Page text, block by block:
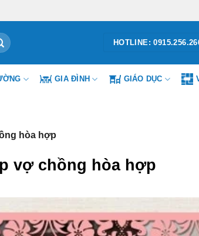
HOTLINE:
GIA ĐÌNH GIÁO DỤC
hòa hợp
vợ chồng hòa hợp